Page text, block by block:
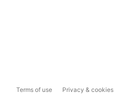
Terms of use Privacy & cookies